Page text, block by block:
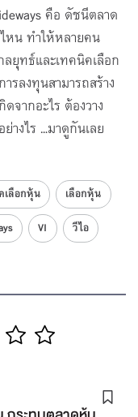
Sideways
/ Google และ
น สัมพันธ์กันยังไง
หุ้นไทยอย่างไร
สัญญาณเตือน หุ้นเริ่มมี
คือ ดัชนีตลาด
หน ทำให้หลายคน
ยุทธ์และเทคนิคเลือก
รลงทุนสามารถสร้าง
จากอะไร ต้องวาง
างไร …มาดูกันเลย
เลือกหุ้น
เลือกหุ้น
VI
วีไอ